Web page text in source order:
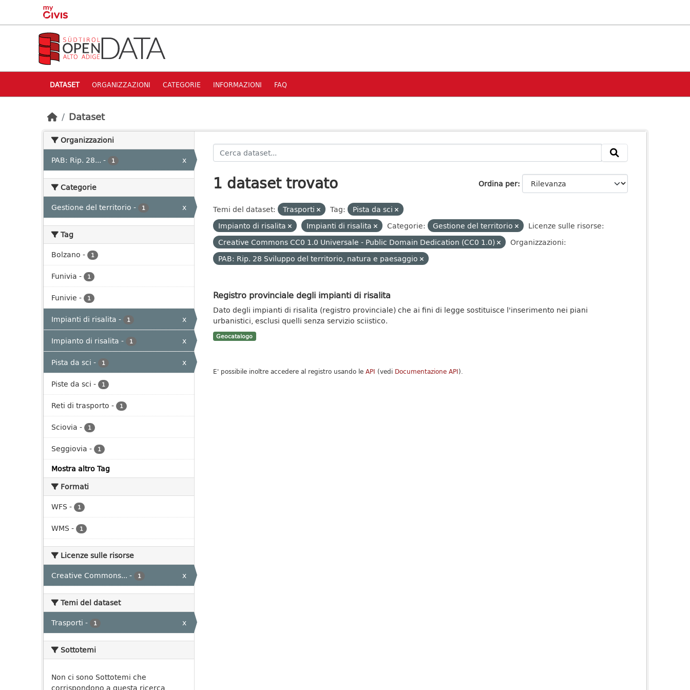
Skip to main content
DATASET ORGANIZZAZIONI CATEGORIE INFORMAZIONI FAQ
Dataset
Organizzazioni
PAB: Rip. 28... - 1 x
Categorie
Gestione del territorio - 1 x
Tag
Bolzano - 1
Funivia - 1
Funivie - 1
Impianti di risalita - 1
x
Impianto di risalita - 1
x
Pista da sci - 1
x
Piste da sci - 1
Reti di trasporto - 1
Sciovia - 1
Seggiovia - 1
Mostra altro Tag
Formati
WFS - 1
WMS - 1
Licenze sulle risorse
Creative Commons... - 1 x
Temi del dataset
Trasporti - 1 x
Sottotemi
Non ci sono Sottotemi che
corrispondono a questa ricerca
Ordina per
1 dataset trovato
Temi del dataset: Trasporti Tag:
Pista da sci
Impianto di risalita
Impianti di risalita Categorie: Gestione del territorio
Licenze sulle risorse:
Creative Commons CC0 1.0 Universale - Public Domain Dedication (CC0 1.0)
Organizzazioni:
PAB: Rip. 28 Sviluppo del territorio, natura e paesaggio
Registro provinciale degli impianti di risalita
Dato degli impianti di risalita (registro provinciale) che ai fini di legge sostituisce l'inserimento nei piani
urbanistici, esclusi quelli senza servizio sciistico.
Geocatalogo
E' possibile inoltre accedere al registro usando le API (vedi Documentazione API).